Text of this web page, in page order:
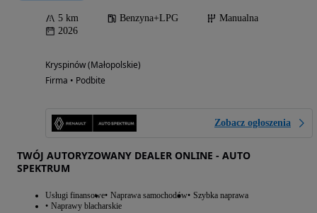
5 km Benzyna+LPG
Manualna
2026
Kryspinów (Małopolskie)
Firma • Podbite
Zobacz ogłoszenia
TWÓJ AUTORYZOWANY DEALER ONLINE - AUTO
SPEKTRUM
Usługi finansowe Naprawa samochodów Szybka naprawa
Naprawy blacharskie